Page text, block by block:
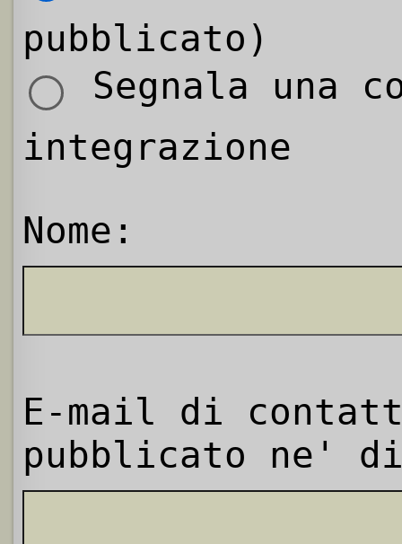
pubblicato)
Segnala una
integrazione
Nome:
E-mail di
pubblicato ne'